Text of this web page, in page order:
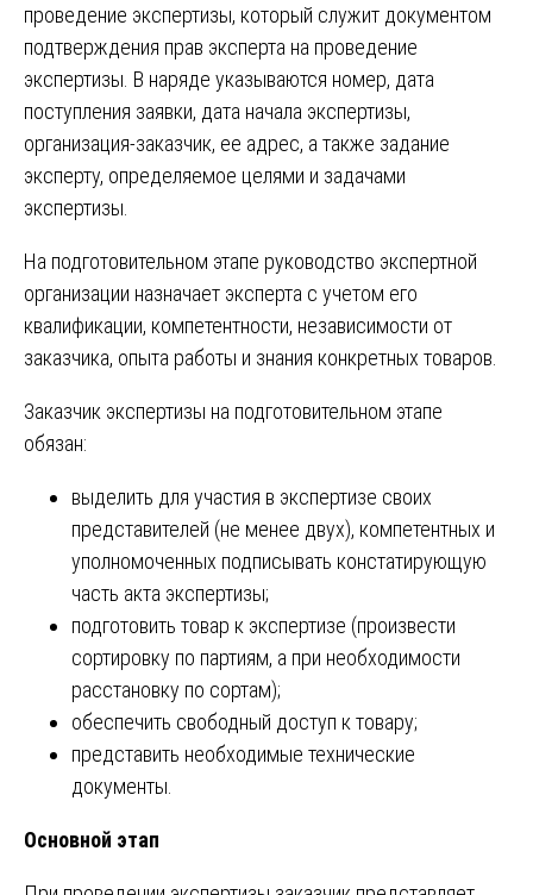
проведение экспертизы, который служит документом
подтверждения прав эксперта на проведение
экспертизы. В наряде указываются номер, дата
поступления заявки, дата начала экспертизы,
организация-заказчик, ее адрес, а также задание
эксперту, определяемое целями и задачами
экспертизы.
На подготовительном этапе руководство экспертной
организации назначает эксперта с учетом его
квалификации, компетентности, независимости от
заказчика, опыта работы и знания конкретных товаров.
Заказчик экспертизы на подготовительном этапе
обязан:
выделить для участия в экспертизе своих
представителей (не менее двух), компетентных и
уполномоченных подписывать констатирующую
часть акта экспертизы;
подготовить товар к экспертизе (произвести
сортировку по партиям, а при необходимости
расстановку по сортам);
обеспечить свободный доступ к товару;
представить необходимые технические
документы.
Основной этап